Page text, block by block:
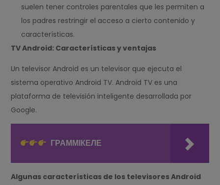
suelen tener controles parentales que les permiten a
los padres restringir el acceso a cierto contenido y
características.
TV Android: Características y ventajas
Un televisor Android es un televisor que ejecuta el
sistema operativo Android TV. Android TV es una
plataforma de televisión inteligente desarrollada por
Google.
ГРАММІКЕЛЕ
Algunas características de los televisores Android